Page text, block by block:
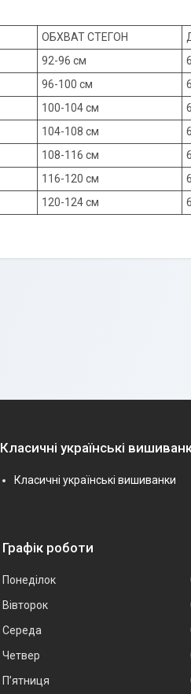
ОБХВАТ СТЕГОН
92-96 см
96-100 см
100-104 см
104-108 см
108-116 см
116-120 см
120-124 см
Класичні українські
Класичні українські вишиванки
Графік роботи
Понеділок
Вівторок
Середа
Четвер
Пʼятниця